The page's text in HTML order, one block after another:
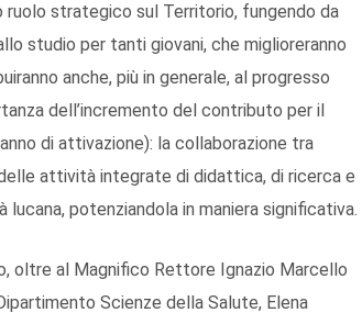
ruolo strategico sul Territorio, fungendo da
studio per tanti giovani, che miglioreranno
anche, più in generale, al progresso
dell’incremento del contributo per il
di attivazione): la collaborazione tra
attività integrate di didattica, di ricerca e
potenziandola in maniera significativa.
oltre al Magnifico Rettore Ignazio Marcello
Scienze della Salute, Elena